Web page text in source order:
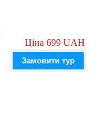
Ціна 699 UAH
Замовити тур